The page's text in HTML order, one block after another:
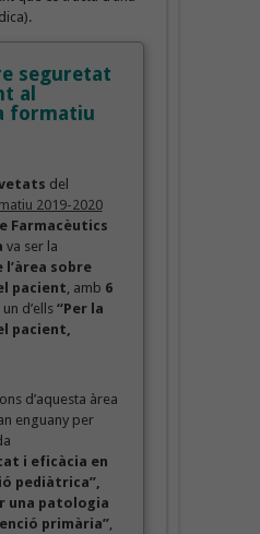
seguretat
al
formatiu
del
2019-2020
Farmacèutics
va ser la
l’àrea sobre
pacient , amb 6
, un d’ells “Per la
pacient,
d’aquesta àrea
enguany per
i eficàcia en
pediàtrica”,
una patologia
primària”,